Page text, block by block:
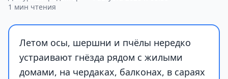
1 мин чтения
Летом осы, шершни и пчёлы нередко
устраивают гнёзда рядом с жилыми
домами, на чердаках, балконах, в сараях